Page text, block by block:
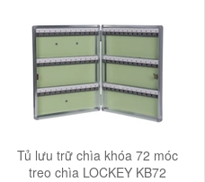
Tủ lưu trữ chìa khóa 72 móc
treo chìa LOCKEY KB72